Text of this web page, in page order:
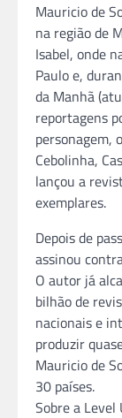
Mauricio de
na região de
Isabel, onde
Paulo e,
da Manhã
reportagens
personagem,
Cebolinha,
lançou a
exemplares.
Depois de
assinou
O autor já
bilhão de
nacionais e
produzir
Mauricio de
30 países.
Sobre a Level